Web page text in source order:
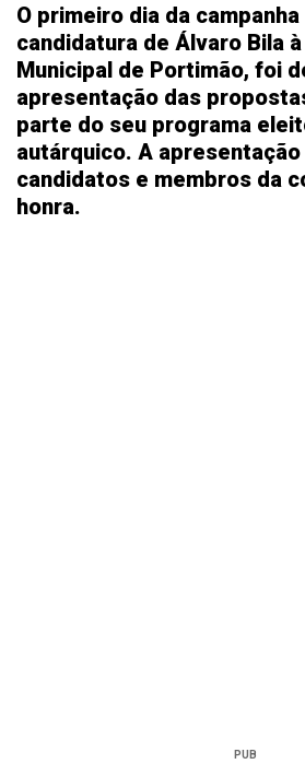
O primeiro dia da
candidatura de Álvaro Bila à
Municipal de Portimão, foi
apresentação das
parte do seu programa
autárquico. A
candidatos e membros da
honra.
PUB